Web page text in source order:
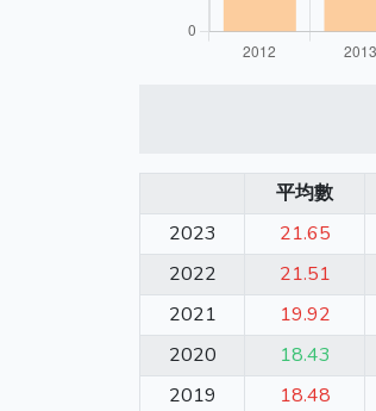
平均數
2023
21.65
2022
21.51
2021
19.92
2020
18.43
2019
18.48